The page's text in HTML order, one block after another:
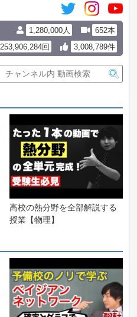
1,280,000人
652本
253,906,284回
3,008,789件
高校の熱分野を全部解説する
授業【物理】